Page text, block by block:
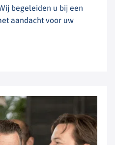
begeleiden u bij een
aandacht voor uw